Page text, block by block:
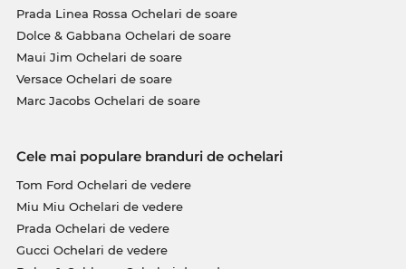
Prada Linea Rossa Ochelari de soare
Dolce & Gabbana Ochelari de soare
Maui Jim Ochelari de soare
Versace Ochelari de soare
Marc Jacobs Ochelari de soare
Cele mai populare branduri de ochelari
Tom Ford Ochelari de vedere
Miu Miu Ochelari de vedere
Prada Ochelari de vedere
Gucci Ochelari de vedere